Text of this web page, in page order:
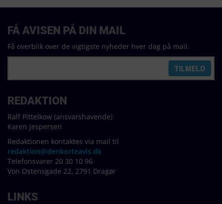
REDAKTION
Ralf Pittelkow (ansvarshavende)
Karen Jespersen
Redaktionen kontaktes via mail til
redaktion@denkorteavis.dk
Telefonsvarer 20 30 10 96
Von Ostensgade 22, 2791 Dragør
LINKS
FÅ AVISEN PÅ DIN MAIL
Få overblik over de vigtigste nyheder hver dag på mail.